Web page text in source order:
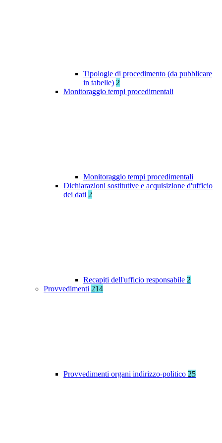
Tipologie di procedimento (da pubblicare
in tabelle) 2
Monitoraggio tempi procedimentali
Monitoraggio tempi procedimentali
Dichiarazioni sostitutive e acquisizione d'ufficio
dei dati 2
Recapiti dell'ufficio responsabile 2
Provvedimenti 214
Provvedimenti organi indirizzo-politico 25